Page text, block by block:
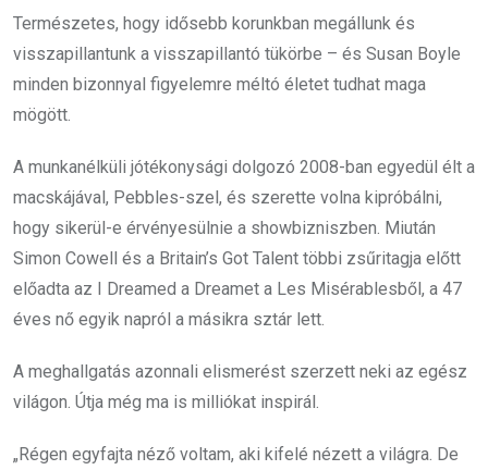
Természetes, hogy idősebb korunkban megállunk és
visszapillantunk a visszapillantó tükörbe – és Susan Boyle
minden bizonnyal figyelemre méltó életet tudhat maga
mögött.
A munkanélküli jótékonysági dolgozó 2008-ban egyedül élt a
macskájával, Pebbles-szel, és szerette volna kipróbálni,
hogy sikerül-e érvényesülnie a showbizniszben. Miután
Simon Cowell és a Britain’s Got Talent többi zsűritagja előtt
előadta az I Dreamed a Dreamet a Les Misérablesből, a 47
éves nő egyik napról a másikra sztár lett.
A meghallgatás azonnali elismerést szerzett neki az egész
világon. Útja még ma is milliókat inspirál.
„Régen egyfajta néző voltam, aki kifelé nézett a világra. De